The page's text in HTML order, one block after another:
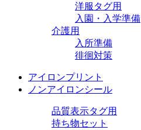
洋服タグ用
入園・入学準備
介護用
入所準備
徘徊対策
アイロンプリント
ノンアイロンシール
品質表示タグ用
持ち物セット